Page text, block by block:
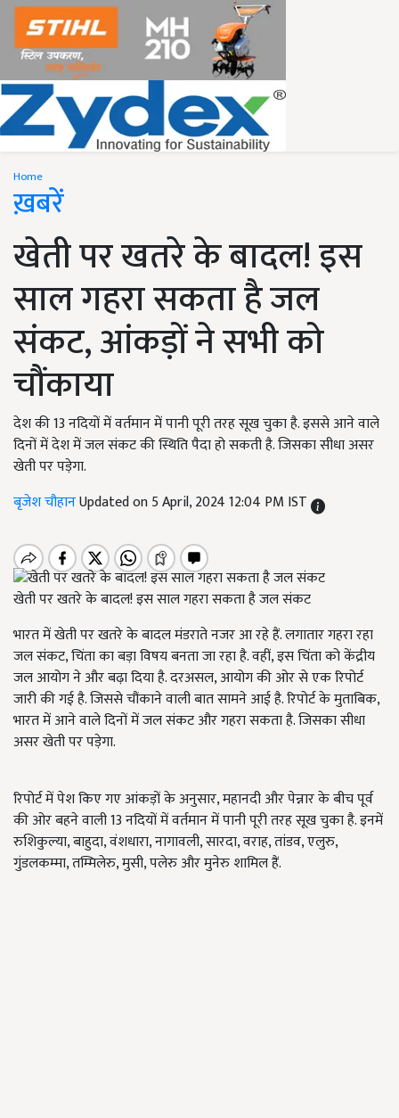
Home
ख़बरें
खेती पर खतरे के बादल! इस
साल गहरा सकता है जल
संकट, आंकड़ों ने सभी को
चौंकाया
देश की 13 नदियों में वर्तमान में पानी पूरी तरह सूख चुका है. इससे आने वाले
दिनों में देश में जल संकट की स्थिति पैदा हो सकती है. जिसका सीधा असर
खेती पर पड़ेगा.
बृजेश चौहानUpdated on 5 April, 2024 12:04 PM IST
खेती पर खतरे के बादल! इस साल गहरा सकता है जल संकट
भारत में खेती पर खतरे के बादल मंडराते नजर आ रहे हैं. लगातार गहरा रहा
जल संकट, चिंता का बड़ा विषय बनता जा रहा है. वहीं, इस चिंता को केंद्रीय
जल आयोग ने और बढ़ा दिया है. दरअसल, आयोग की ओर से एक रिपोर्ट
जारी की गई है. जिससे चौंकाने वाली बात सामने आई है. रिपोर्ट के मुताबिक,
भारत में आने वाले दिनों में जल संकट और गहरा सकता है. जिसका सीधा
असर खेती पर पड़ेगा.
रिपोर्ट में पेश किए गए आंकड़ों के अनुसार, महानदी और पेन्नार के बीच पूर्व
की ओर बहने वाली 13 नदियों में वर्तमान में पानी पूरी तरह सूख चुका है. इनमें
रुशिकुल्या, बाहुदा, वंशधारा, नागावली, सारदा, वराह, तांडव, एलुरु,
गुंडलकम्मा, तम्मिलेरु, मुसी, पलेरु और मुनेरु शामिल हैं.